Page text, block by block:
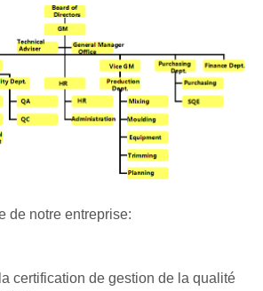
de notre entreprise:
certification de gestion de la qualité